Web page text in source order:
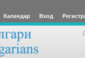
Календар Вход